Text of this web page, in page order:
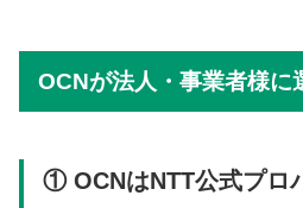
OCNが法人・事業者様に
① OCNはNTT公式プロ